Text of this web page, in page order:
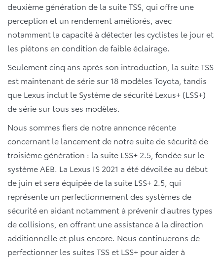
deuxième génération de la suite TSS, qui offre une
perception et un rendement améliorés, avec
notamment la capacité à détecter les cyclistes le jour et
les piétons en condition de faible éclairage.
Seulement cinq ans après son introduction, la suite TSS
est maintenant de série sur 18 modèles Toyota, tandis
que Lexus inclut le Système de sécurité Lexus+ (LSS+)
de série sur tous ses modèles.
Nous sommes fiers de notre annonce récente
concernant le lancement de notre suite de sécurité de
troisième génération : la suite LSS+ 2.5, fondée sur le
système AEB. La Lexus IS 2021 a été dévoilée au début
de juin et sera équipée de la suite LSS+ 2.5, qui
représente un perfectionnement des systèmes de
sécurité en aidant notamment à prévenir d'autres types
de collisions, en offrant une assistance à la direction
additionnelle et plus encore. Nous continuerons de
perfectionner les suites TSS et LSS+ pour aider à